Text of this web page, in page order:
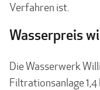
Verfahren ist.
Wasserpreis
Die Wasserwerk
Filtrationsanlage